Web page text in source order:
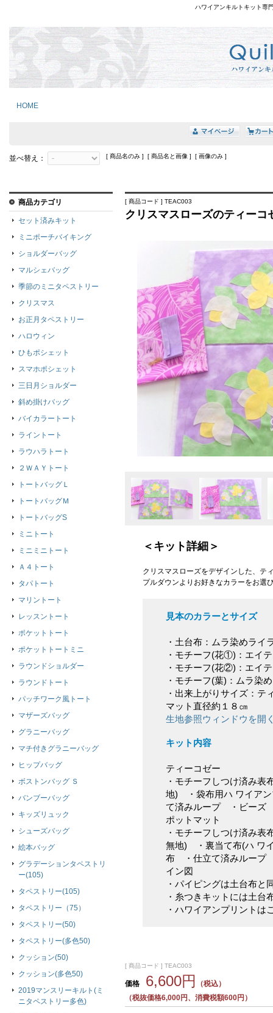
ハワイアンキルトキット専
HOME
並べ替え： [ 商品名のみ ] [ 商品名と画像 ] [ 画像のみ ]
[ 商品コード ] TEAC003
クリスマスローズのティーコ
＜キット詳細＞
クリスマスローズをデザインした、テ
プルダウンよりお好きなカラーをお選
見本のカラーとサイズ
・土台布：ムラ染めライ
・モチーフ(花①)：エイ
・モチーフ(花②)：エイ
・モチーフ(葉)：ムラ染
・出来上がりサイズ：
マット直径約１８㎝
生地参照ウィンドウを開
キット内容
ティーコゼー
・モチーフしつけ済み
地) ・袋布用ハ ワイア
て済みループ ・ビーズ
ポットマット
・モチーフしつけ済み
無地) ・裏当て布(ハ ワ
布 ・仕立て済みルー
イン図
・パイピングは土台布と
・糸つきキットには土台
・ハワイアンプリントは
[ 商品コード ] TEAC003
価格 6,600円
（税込）
（税抜価格6,000円、消費税額600円）
商品カテゴリ
セット済みキット
ミニポーチバイキング
ショルダーバッグ
マルシェバッグ
季節のミニタペストリー
クリスマス
お正月タペストリー
ハロウィン
ひもポシェット
スマホポシェット
三日月ショルダー
斜め掛けバッグ
バイカラートート
ライントート
ラウハラトート
２ＷＡＹトート
トートバッグＬ
トートバッグＭ
トートバッグS
ミニトート
ミニミニトート
Ａ４トート
タパトート
マリントート
レッスントート
ポケットトート
ポケットトートミニ
ラウンドショルダー
ラウンドトート
パッチワーク風トート
マザーズバッグ
グラニーバッグ
マチ付きグラニーバッグ
ヒップバッグ
ボストンバッグ Ｓ
バンブーバッグ
キッズリュック
シューズバッグ
絵本バッグ
グラデーションタペストリ
ー(105)
タペストリー(105)
タペストリー（75）
タペストリー(50)
タペストリー(多色50)
クッション(50)
クッション(多色50)
2019マンスリーキルト(ミ
ニタペストリー多色)